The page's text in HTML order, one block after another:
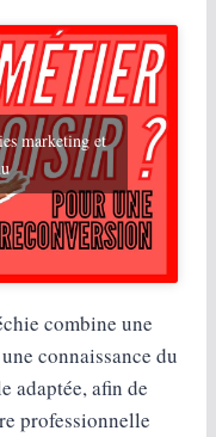
marketing et
combine une
connaissance du
adaptée, afin de
professionnelle